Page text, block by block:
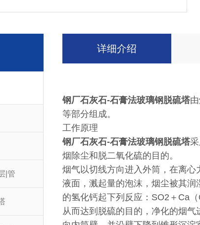
|管
详细介绍
钢厂石灰石-石膏法玻璃钢脱硫塔
等部分组成。
工作原理
钢厂石灰石-石膏法玻璃钢脱硫塔
烟除尘和脱二氧化硫的目的。
烟气以切线方向进入外筒，在离
液面，溅起量的泡沫，烟尘被其
的氢化钙起下列反应：SO2＋Ca
从而达到脱硫的目的，净化的烟